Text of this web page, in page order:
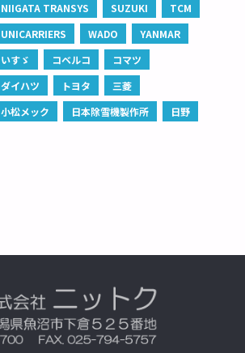
NIIGATA TRANSYS
SUZUKI
TCM
UNICARRIERS
WADO
YANMAR
いすゞ
コベルコ
コマツ
ダイハツ
トヨタ
三菱
小松メック
日本除雪機製作所 日野